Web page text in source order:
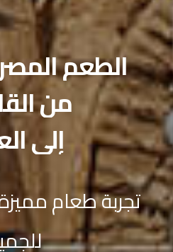
صالات الطعام الخاصة
احتفل بمناسبتك
القادمة
معنا